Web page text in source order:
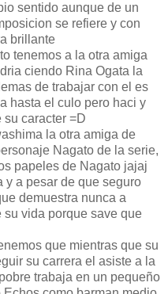
sentido aunque de un
se refiere y con
brillante
tenemos a la otra amiga
ciendo Rina Ogata la
de trabajar con el es
hasta el culo pero haci y
caracter =D
la otra amiga de
Nagato de la serie,
papeles de Nagato jajaj
y a pesar de que seguro
demuestra nunca a
vida porque save que
que mientras que su
su carrera el asiste a la
trabaja en un pequeño